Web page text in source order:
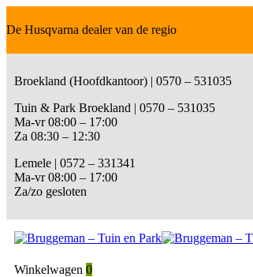
De Husqvarna dealer van de regio
Broekland (Hoofdkantoor) | 0570 – 531035
Tuin & Park Broekland | 0570 – 531035
Ma-vr 08:00 – 17:00
Za 08:30 – 12:30
Lemele | 0572 – 331341
Ma-vr 08:00 – 17:00
Za/zo gesloten
Winkelwagen 0